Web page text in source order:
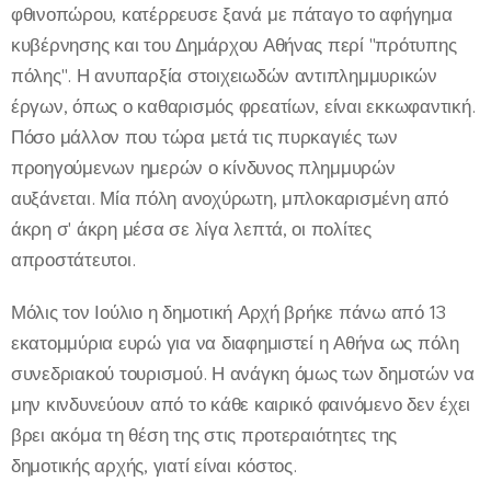
φθινοπώρου, κατέρρευσε ξανά με πάταγο το αφήγημα
κυβέρνησης και του Δημάρχου Αθήνας περί "πρότυπης
πόλης". Η ανυπαρξία στοιχειωδών αντιπλημμυρικών
έργων, όπως ο καθαρισμός φρεατίων, είναι εκκωφαντική.
Πόσο μάλλον που τώρα μετά τις πυρκαγιές των
προηγούμενων ημερών ο κίνδυνος πλημμυρών
αυξάνεται. Μία πόλη ανοχύρωτη, μπλοκαρισμένη από
άκρη σ' άκρη μέσα σε λίγα λεπτά, οι πολίτες
απροστάτευτοι.
Μόλις τον Ιούλιο η δημοτική Αρχή βρήκε πάνω από 13
εκατομμύρια ευρώ για να διαφημιστεί η Αθήνα ως πόλη
συνεδριακού τουρισμού. Η ανάγκη όμως των δημοτών να
μην κινδυνεύουν από το κάθε καιρικό φαινόμενο δεν έχει
βρει ακόμα τη θέση της στις προτεραιότητες της
δημοτικής αρχής, γιατί είναι κόστος.